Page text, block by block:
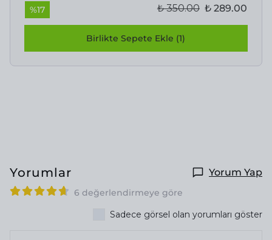
%17 ₺ 350.00 ₺ 289.00
Birlikte Sepete Ekle (1)
Yorumlar Yorum Yap
6 değerlendirmeye göre
Sadece görsel olan yorumları göster